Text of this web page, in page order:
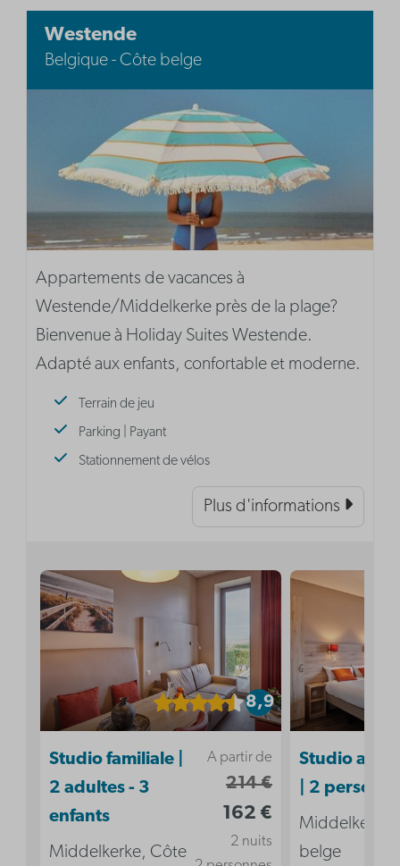
Westende
Belgique - Côte belge
Appartements de vacances à
Westende/Middelkerke près de la plage?
Bienvenue à Holiday Suites Westende.
Adapté aux enfants, confortable et moderne.
Terrain de jeu
Parking | Payant
Stationnement de vélos
Plus d'informations
8,9
A partir de
214 €
162 €
2 nuits
Studio familiale |
2 adultes - 3
enfants
Middelkerke, Côte
Studio
| 2
Middelkerke,
belge